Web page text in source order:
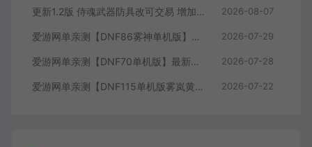
更新1.2版 侍魂武器防具改可交易 增加掉落和在线奖励 DNF70星月侍魂联机版 新版技能 丰富异次元技能装备词条 护石 辟邪玉 皮肤外观 BUFF技能徽章 史诗装备特效徽章 技能宝珠等 在线点 装备靠爆 2026-08-07
爱游网单亲测【DNF86雾神单机版】最新整理宽屏 带内辅便捷 新技能 界面UI 大冰龙 新深渊副本 技能护石 虚拟机一键端 视频安装教学 2026-07-29
爱游网单亲测【DNF70单机版】最新整理超神70微变 魂图 异界 安图恩 四小龙 镶嵌 内辅 异次元护石宝珠 未加密PVF虚拟机一键端 视频安装教学 2026-07-28
爱游网单亲测【DNF115单机版雾岚黄昏战】最新整理带魔枪三职业 女鬼剑 女圣职者 男鬼剑女格斗新模型 美神 雾岚副本 太初装备 快捷内辅 虚拟机一键端 视频安装教学 2026-07-22